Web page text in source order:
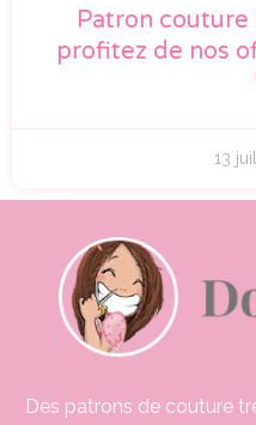
Patron
profitez de nos
13
Des patrons de couture